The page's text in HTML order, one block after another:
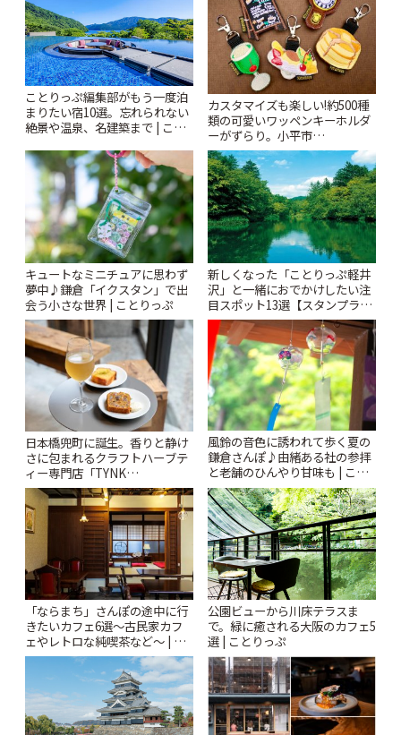
ことりっぷ編集部がもう一度泊
まりたい宿10選。忘れられない
絶景や温泉、名建築まで | こと
カスタマイズも楽しい!約500種
類の可愛いワッペンキーホルダ
ーがずらり。小平市
「Kimamaya T&K」 | ことりっ
ぷ
キュートなミニチュアに思わず
夢中♪鎌倉「イクスタン」で出
会う小さな世界 | ことりっぷ
新しくなった「ことりっぷ軽井
沢」と一緒におでかけしたい注
目スポット13選【スタンプラリ
ー開催中】 | ことりっぷ
日本橋兜町に誕生。香りと静け
さに包まれるクラフトハーブテ
ィー専門店「TYNK
Kabutocho」 | ことりっぷ
風鈴の音色に誘われて歩く夏の
鎌倉さんぽ♪由緒ある社の参拝
と老舗のひんやり甘味も | こと
りっぷ
「ならまち」さんぽの途中に行
きたいカフェ6選〜古民家カフ
ェやレトロな純喫茶など〜 | こ
とりっぷ
公園ビューから川床テラスま
で。緑に癒される大阪のカフェ5
選 | ことりっぷ